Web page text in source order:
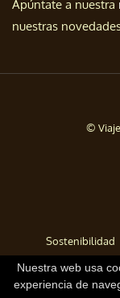
Apúntate a nuestra
nuestras
©
Sostenibilidad
Política de
Nuestra web usa
experiencia de